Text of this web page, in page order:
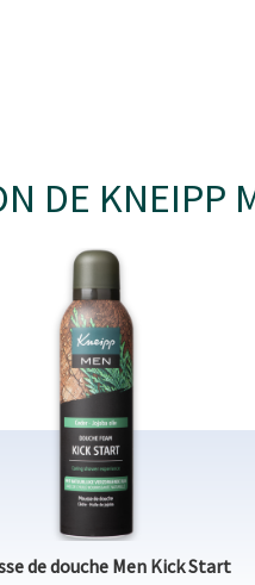
DE KNEIPP
de douche Men Kick Start